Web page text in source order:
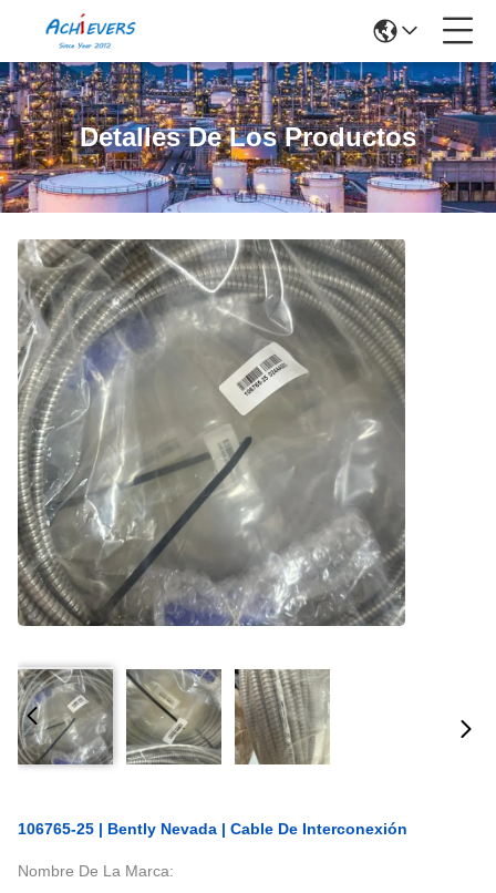
Detalles De Los Productos
106765-25 | Bently Nevada | Cable De Interconexión
Nombre De La Marca: